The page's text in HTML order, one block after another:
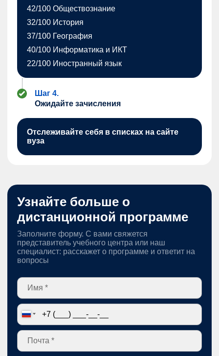
42/100 Обществознание
32/100 История
37/100 География
40/100 Информатика и ИКТ
22/100 Иностранный язык
Шаг 4.
Ожидайте зачисления
Отслеживайте себя в списках на сайте
вуза
Узнайте больше о
дистанционной программе
Заполните форму. С вами свяжется
представитель учебного центра или наш
специалист: расскажет о программе и ответит на
вопросы